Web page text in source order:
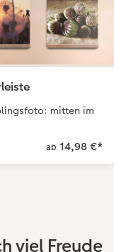
mitten im
ab 14,98 €*
viel Freude